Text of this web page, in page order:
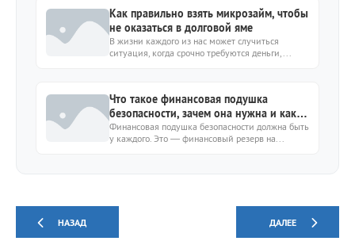
Как правильно взять микрозайм, чтобы
не оказаться в долговой яме
В жизни каждого из нас может случиться
ситуация, когда срочно требуются деньги,...
Что такое финансовая подушка
безопасности, зачем она нужна и как
ее создать
Финансовая подушка безопасности должна быть
у каждого. Это — финансовый резерв на...
НАЗАД ДАЛЕЕ